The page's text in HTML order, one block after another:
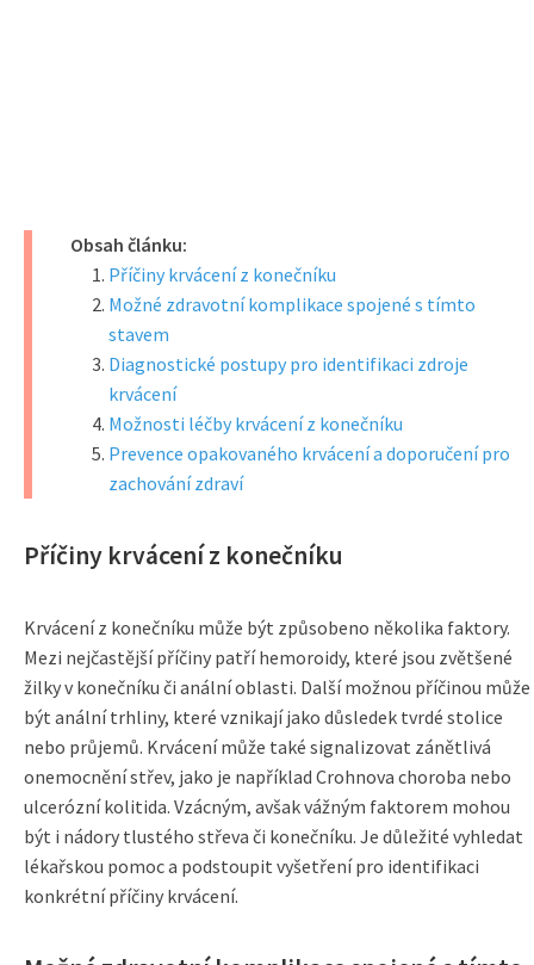
Obsah článku:
Příčiny krvácení z konečníku
Možné zdravotní komplikace spojené s tímto
stavem
Diagnostické postupy pro identifikaci zdroje
krvácení
Možnosti léčby krvácení z konečníku
Prevence opakovaného krvácení a doporučení pro
zachování zdraví
Příčiny krvácení z konečníku
Krvácení z konečníku může být způsobeno několika faktory.
Mezi nejčastější příčiny patří hemoroidy, které jsou zvětšené
žilky v konečníku či anální oblasti. Další možnou příčinou může
být anální trhliny, které vznikají jako důsledek tvrdé stolice
nebo průjemů. Krvácení může také signalizovat zánětlivá
onemocnění střev, jako je například Crohnova choroba nebo
ulcerózní kolitida. Vzácným, avšak vážným faktorem mohou
být i nádory tlustého střeva či konečníku. Je důležité vyhledat
lékařskou pomoc a podstoupit vyšetření pro identifikaci
konkrétní příčiny krvácení.